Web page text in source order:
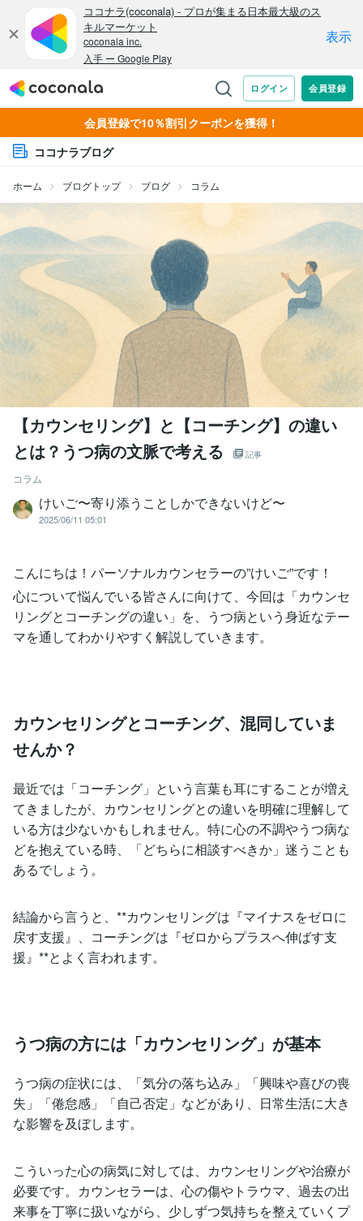
会員登録で10％割引クーポンを獲得！
ココナラブログ
ホーム ブログトップ ブログ コラム
【カウンセリング】と【コーチング】の違い
とは？うつ病の文脈で考える
記事
コラム
けいご〜寄り添うことしかできないけど〜
2025/06/11 05:01
こんにちは！パーソナルカウンセラーの”けいご”です！
心について悩んでいる皆さんに向けて、今回は「カウンセ
リングとコーチングの違い」を、うつ病という身近なテー
マを通してわかりやすく解説していきます。
カウンセリングとコーチング、混同していま
せんか？
最近では「コーチング」という言葉も耳にすることが増え
てきましたが、カウンセリングとの違いを明確に理解して
いる方は少ないかもしれません。特に心の不調やうつ病な
どを抱えている時、「どちらに相談すべきか」迷うことも
あるでしょう。
結論から言うと、**カウンセリングは『マイナスをゼロに
戻す支援』、コーチングは『ゼロからプラスへ伸ばす支
援』**とよく言われます。
うつ病の方には「カウンセリング」が基本
うつ病の症状には、「気分の落ち込み」「興味や喜びの喪
失」「倦怠感」「自己否定」などがあり、日常生活に大き
な影響を及ぼします。
こういった心の病気に対しては、カウンセリングや治療が
必要です。カウンセラーは、心の傷やトラウマ、過去の出
来事を丁寧に扱いながら、少しずつ気持ちを整えていくプ